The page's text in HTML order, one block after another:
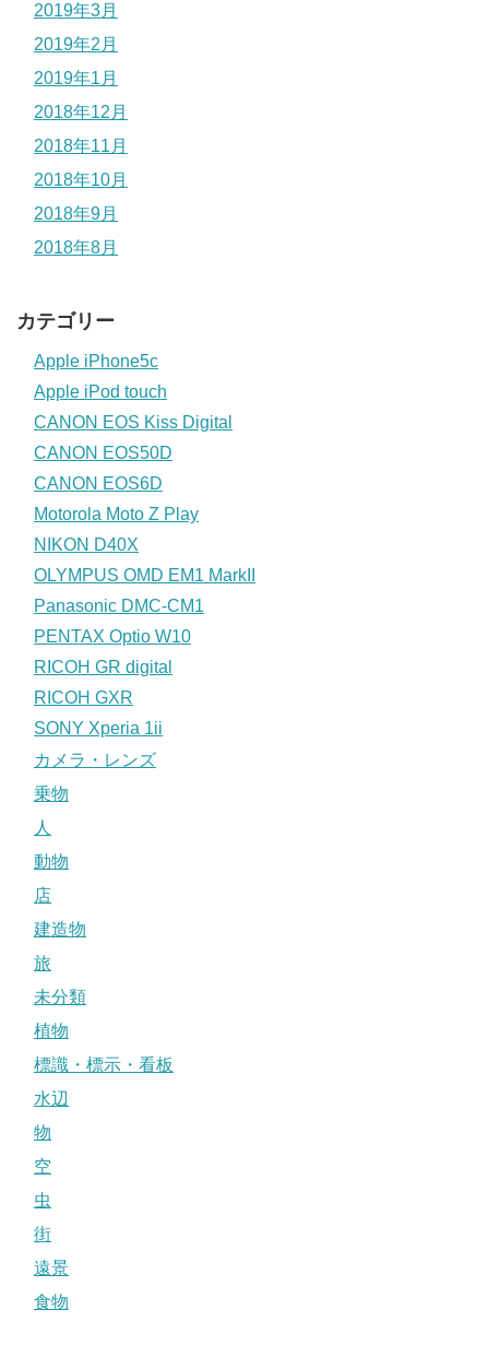
2019年3月
2019年2月
2019年1月
2018年12月
2018年11月
2018年10月
2018年9月
2018年8月
カテゴリー
Apple iPhone5c
Apple iPod touch
CANON EOS Kiss Digital
CANON EOS50D
CANON EOS6D
Motorola Moto Z Play
NIKON D40X
OLYMPUS OMD EM1 MarkII
Panasonic DMC-CM1
PENTAX Optio W10
RICOH GR digital
RICOH GXR
SONY Xperia 1ii
カメラ・レンズ
乗物
人
動物
店
建造物
旅
未分類
植物
標識・標示・看板
水辺
物
空
虫
街
遠景
食物